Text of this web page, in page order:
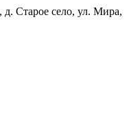
Старое село, ул. Мира,